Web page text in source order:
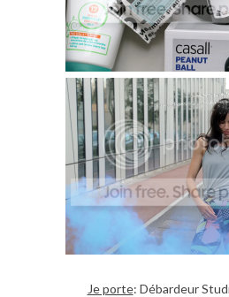
Je porte: Débardeur